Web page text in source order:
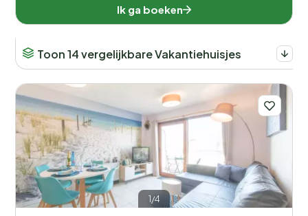
Ik ga boeken
Toon 14 vergelijkbare Vakantiehuisjes
1/4